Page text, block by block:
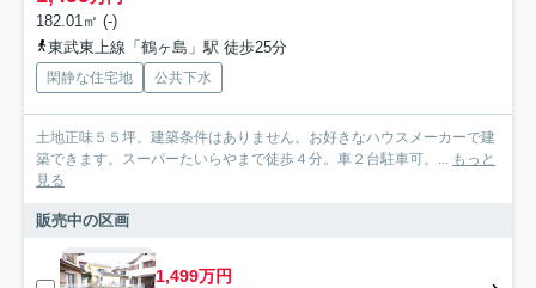
182.01㎡ (-)
東武東上線「鶴ヶ島」駅 徒歩25分
閑静な住宅地 公共下水
土地正味５５坪。建築条件はありません。お好きなハウスメーカーで建
築できます。スーパーたいらやまで徒歩４分。車２台駐車可。... もっと
見る
販売中の区画
1,499万円